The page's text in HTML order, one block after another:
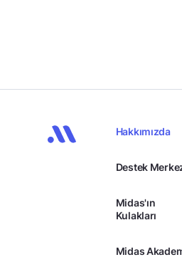
Hakkımızda
Destek
Midas'ın
Kulakları
Midas